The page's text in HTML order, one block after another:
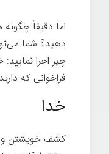
اما دقیقاً چگونه
دهید؟ شما
چیز اجرا
فراخوانی که
خدا
کشف خویشتن